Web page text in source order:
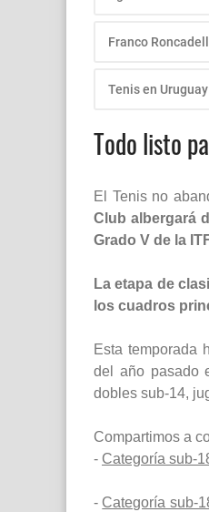
Franco
Tenis en Uruguay
Todo listo
El Tenis no
Club albergará
Grado V de la
La etapa de
los cuadros
Esta temporada
del año pasado
dobles sub-14,
Compartimos a
- Categoría sub-
- Categoría sub-